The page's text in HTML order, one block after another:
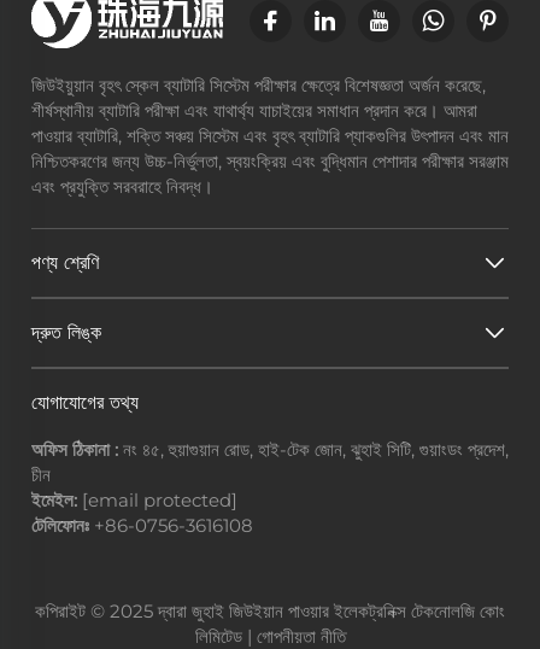
জিউইয়ুয়ান বৃহৎ স্কেল ব্যাটারি সিস্টেম পরীক্ষার ক্ষেত্রে বিশেষজ্ঞতা অর্জন করেছে,
শীর্ষস্থানীয় ব্যাটারি পরীক্ষা এবং যাথার্থ্য যাচাইয়ের সমাধান প্রদান করে। আমরা
পাওয়ার ব্যাটারি, শক্তি সঞ্চয় সিস্টেম এবং বৃহৎ ব্যাটারি প্যাকগুলির উৎপাদন এবং মান
নিশ্চিতকরণের জন্য উচ্চ-নির্ভুলতা, স্বয়ংক্রিয় এবং বুদ্ধিমান পেশাদার পরীক্ষার সরঞ্জাম
এবং প্রযুক্তি সরবরাহে নিবদ্ধ।
পণ্য শ্রেণি
দ্রুত লিঙ্ক
যোগাযোগের তথ্য
অফিস ঠিকানা : নং ৪৫, হুয়াগুয়ান রোড, হাই-টেক জোন, ঝুহাই সিটি, গুয়াংডং প্রদেশ,
চীন
ইমেইল: [email protected]
টেলিফোনঃ +86-0756-3616108
কপিরাইট © 2025 দ্বারা জুহাই জিউইয়ান পাওয়ার ইলেকট্রনিক্স টেকনোলজি কোং
লিমিটেড | গোপনীয়তা নীতি